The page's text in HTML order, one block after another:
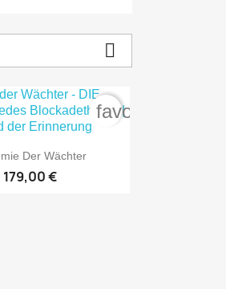

Vorschau
Der Wächter
179,00 €
favorite_border